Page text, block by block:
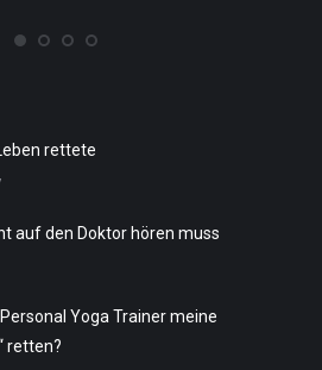
rettete
auf den Doktor hören muss
Yoga Trainer meine
retten?